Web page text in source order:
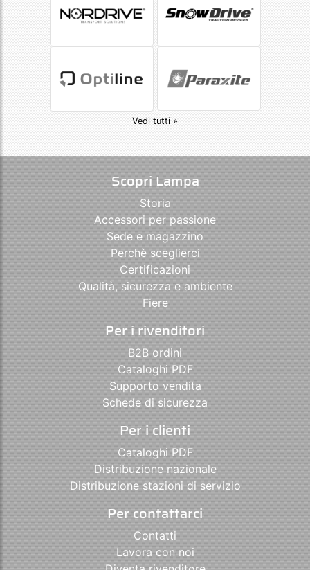
Vedi tutti »
Scopri Lampa
Storia
Accessori per passione
Sede e magazzino
Perchè sceglierci
Certificazioni
Qualità, sicurezza e ambiente
Fiere
Per i rivenditori
B2B ordini
Cataloghi PDF
Supporto vendita
Schede di sicurezza
Per i clienti
Cataloghi PDF
Distribuzione nazionale
Distribuzione stazioni di servizio
Per contattarci
Contatti
Lavora con noi